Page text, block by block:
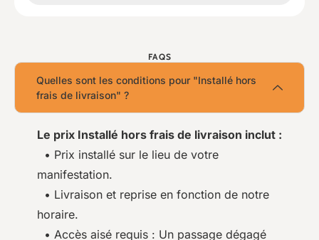
FAQS
Quelles sont les conditions pour "Installé hors
frais de livraison" ?
Le prix Installé hors frais de livraison inclut :
• Prix installé sur le lieu de votre
manifestation.
• Livraison et reprise en fonction de notre
horaire.
• Accès aisé requis : Un passage dégagé